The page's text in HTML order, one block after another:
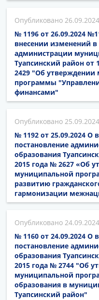
26.09.2024
№ 1196 от 26.09.2024
внесении изменений в
администрации
Туапсинский район от
2429 "Об
программы
финансами"
25.09.2024
№ 1192 от 25.09.2024 О
постановление
образования
2015 года № 2627 «Об
муниципальной
развитию
гармонизации
24.09.2024
№ 1160 от 24.09.2024 О
постановление
образования
2015 года № 2744 "Об
муниципальной
образования в
Туапсинский район"